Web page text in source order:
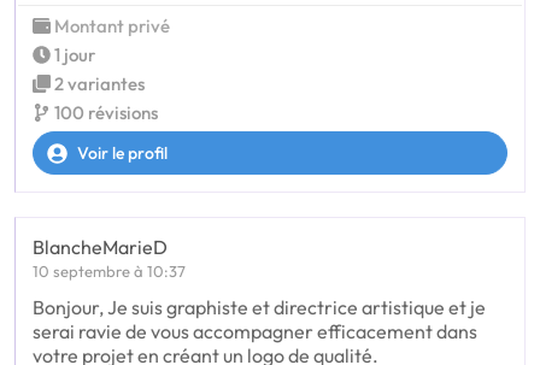
Montant privé
1 jour
2 variantes
100 révisions
Voir le profil
BlancheMarieD
10 septembre à 10:37
Bonjour, Je suis graphiste et directrice artistique et je
serai ravie de vous accompagner efficacement dans
votre projet en créant un logo de qualité.